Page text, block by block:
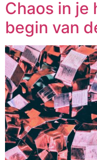
Chaos in je
begin van